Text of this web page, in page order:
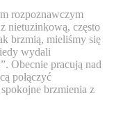
rozpoznawczym
nietuzinkową, często
brzmią, mieliśmy się
wydali
Obecnie pracują nad
połączyć
brzmienia z